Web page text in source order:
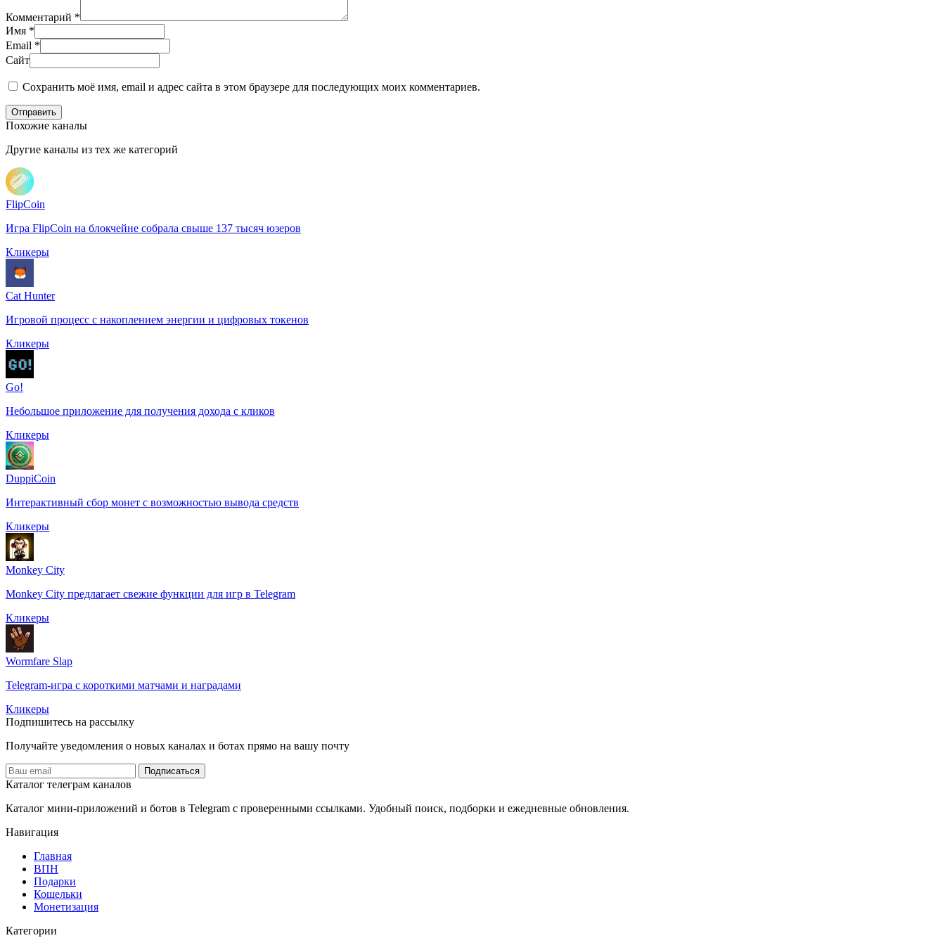
Комментарий *
Имя *
Email *
Сайт
Сохранить моё имя, email и адрес сайта в этом браузере для последующих моих комментариев.
Отправить
Похожие каналы
Другие каналы из тех же категорий
FlipCoin
Игра FlipCoin на блокчейне собрала свыше 137 тысяч юзеров
Кликеры
Cat Hunter
Игровой процесс с накоплением энергии и цифровых токенов
Кликеры
Go!
Небольшое приложение для получения дохода с кликов
Кликеры
DuppiCoin
Интерактивный сбор монет с возможностью вывода средств
Кликеры
Monkey City
Monkey City предлагает свежие функции для игр в Telegram
Кликеры
Wormfare Slap
Telegram-игра с короткими матчами и наградами
Кликеры
Подпишитесь на рассылку
Получайте уведомления о новых каналах и ботаx прямо на вашу почту
Подписаться
Каталог телеграм каналов
Каталог мини-приложений и ботов в Telegram с проверенными ссылками. Удобный поиск, подборки и ежедневные обновления.
Навигация
Главная
️ВПН
Подарки
Кошельки
Монетизация
Категории